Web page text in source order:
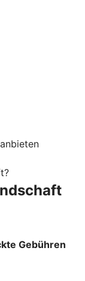
Gebühren